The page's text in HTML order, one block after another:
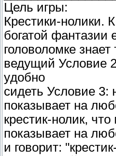
Цель игры:
Крестики-нолики.
богатой фантазии
головоломке знает
ведyщий Условие
yдобно
сидеть Условие 3:
показывает на
крестик-нолик,
показывает на
и говорит: